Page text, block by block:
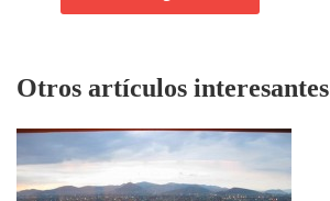
Otros artículos interesantes